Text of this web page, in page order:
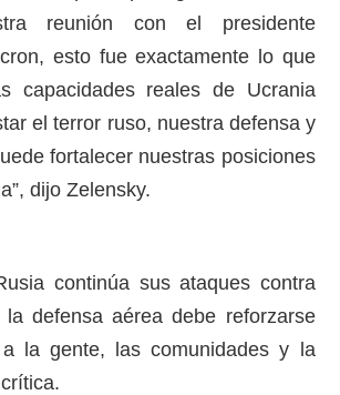
reunión con el presidente
esto fue exactamente lo que
capacidades reales de Ucrania
el terror ruso, nuestra defensa y
fortalecer nuestras posiciones
dijo Zelensky.
continúa sus ataques contra
defensa aérea debe reforzarse
la gente, las comunidades y la